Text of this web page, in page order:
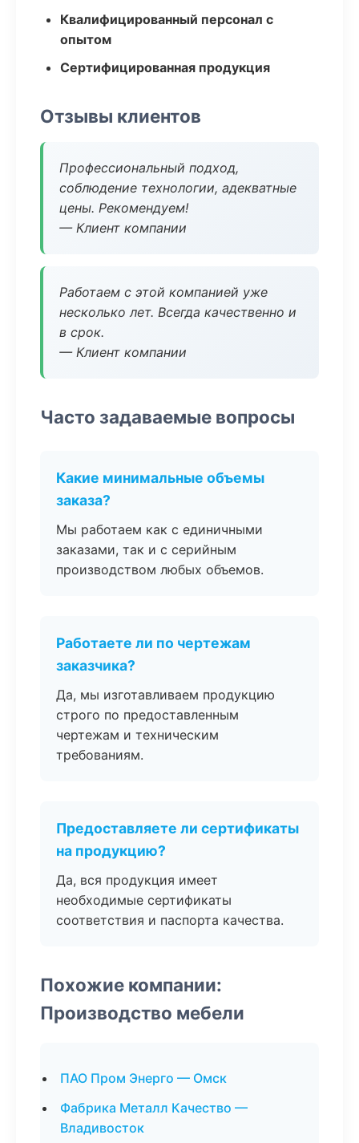
Квалифицированный персонал с
опытом
Сертифицированная продукция
Отзывы клиентов
Профессиональный подход,
соблюдение технологии, адекватные
цены. Рекомендуем!
— Клиент компании
Работаем с этой компанией уже
несколько лет. Всегда качественно и
в срок.
— Клиент компании
Часто задаваемые вопросы
Какие минимальные объемы
заказа?
Мы работаем как с единичными
заказами, так и с серийным
производством любых объемов.
Работаете ли по чертежам
заказчика?
Да, мы изготавливаем продукцию
строго по предоставленным
чертежам и техническим
требованиям.
Предоставляете ли сертификаты
на продукцию?
Да, вся продукция имеет
необходимые сертификаты
соответствия и паспорта качества.
Похожие компании:
Производство мебели
ПАО Пром Энерго — Омск
Фабрика Металл Качество —
Владивосток